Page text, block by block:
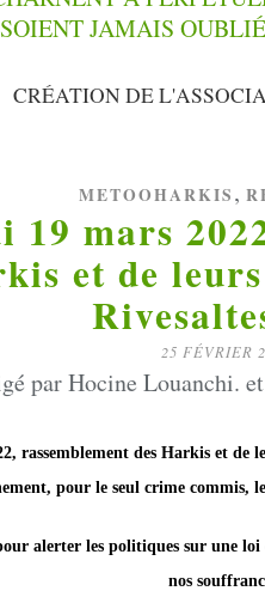
CRÉATION DE
METOOHARKIS ,
19 mars
et de
25 FÉVRIER
par Hocine Louanchi.
rassemblement des Harkis et de
pour le seul crime commis,
alerter les politiques sur une
nos